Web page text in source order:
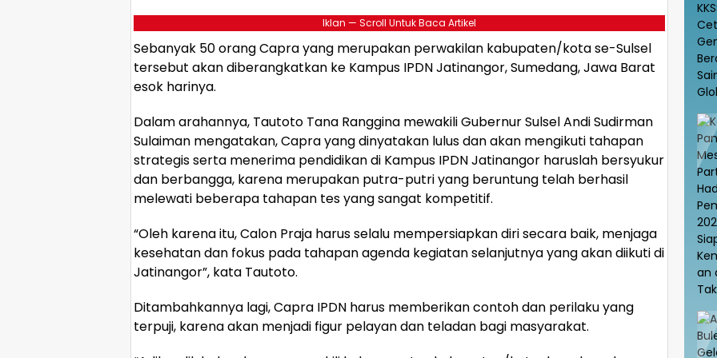
Iklan — Scroll Untuk Baca Artikel
Sebanyak 50 orang Capra yang merupakan perwakilan kabupaten/kota se-Sulsel
tersebut akan diberangkatkan ke Kampus IPDN Jatinangor, Sumedang, Jawa Barat
esok harinya.
Dalam arahannya, Tautoto Tana Ranggina mewakili Gubernur Sulsel Andi Sudirman
Sulaiman mengatakan, Capra yang dinyatakan lulus dan akan mengikuti tahapan
strategis serta menerima pendidikan di Kampus IPDN Jatinangor haruslah bersyukur
dan berbangga, karena merupakan putra-putri yang beruntung telah berhasil
melewati beberapa tahapan tes yang sangat kompetitif.
“Oleh karena itu, Calon Praja harus selalu mempersiapkan diri secara baik, menjaga
kesehatan dan fokus pada tahapan agenda kegiatan selanjutnya yang akan diikuti di
Jatinangor”, kata Tautoto.
Ditambahkannya lagi, Capra IPDN harus memberikan contoh dan perilaku yang
terpuji, karena akan menjadi figur pelayan dan teladan bagi masyarakat.